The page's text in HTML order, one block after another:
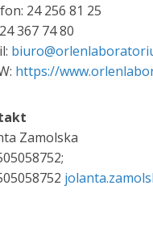
24 256 81 25
367 74 80
https://
Zamolska